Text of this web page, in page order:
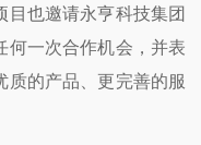
目也邀请永亨科技集团
何一次合作机会，并表
质的产品、更完善的服